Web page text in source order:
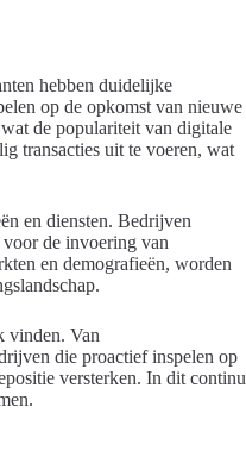
hebben duidelijke
op de opkomst van nieuwe
de populariteit van digitale
transacties uit te voeren, wat
en diensten. Bedrijven
voor de invoering van
en demografieën, worden
vinden. Van
die proactief inspelen op
versterken. In dit continu